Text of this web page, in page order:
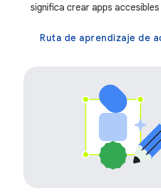
significa crear apps accesibles
Ruta de aprendizaje de